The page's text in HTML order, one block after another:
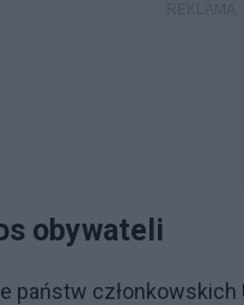
obywateli
państw członkowskich